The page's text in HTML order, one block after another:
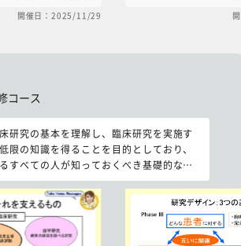
立場も学べる構成
開催日：2025/11/29
プリの開発をされて
コース
研究の基本を理解し、臨床研究を実施す
限の知識を得ることを目的としており、
すべての人が知っておくべき基礎的な内
のエッセンスをできるだけ網羅的に集め
座を受講して臨床研究の全体像を把握し